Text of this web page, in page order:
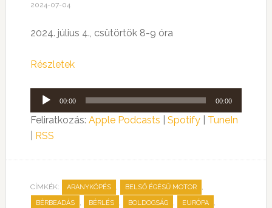
2024-07-04
2024. július 4., csütörtök 8-9 óra
Részletek
Audió
lejátszó
00:00 00:00
Feliratkozás: Apple Podcasts Spotify| TuneIn
RSS
CÍMKÉK: ARANYKÖPÉS , BELSŐ ÉGÉSŰ MOTOR ,
BÉRBEADÁS , BÉRLÉS , BOLDOGSÁG , EURÓPA ,